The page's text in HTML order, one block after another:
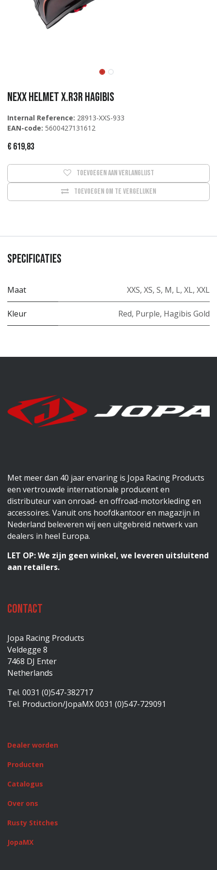
NEXX Helmet X.R3R HAGIBIS
Internal Reference: 28913-XXS-933
EAN-code: 5600427131612
€ 619,83
Toevoegen om te vergelijken
Toevoegen aan verlanglijst
Specificaties
Maat XXS, XS, S, M, L, XL, XXL
Kleur Red, Purple, Hagibis Gold
Met meer dan 40 jaar ervaring is Jopa Racing Products
een vertrouwde internationale producent en
distributeur van onroad- en offroad-motorkleding en
accessoires. Vanuit ons hoofdkantoor en magazijn in
Nederland beleveren wij een uitgebreid netwerk van
dealers in heel Europa.
LET OP: We zijn geen winkel, we leveren uitsluitend
aan retailers.
Contact
Jopa Racing Products
Veldegge 8
7468 DJ Enter
Netherlands
Tel. 0031 (0)547-382717
Tel. Production/JopaMX 0031 (0)547-729091
Dealer worden
Producten
Catalogus
Over ons
Rusty Stitches
JopaMX